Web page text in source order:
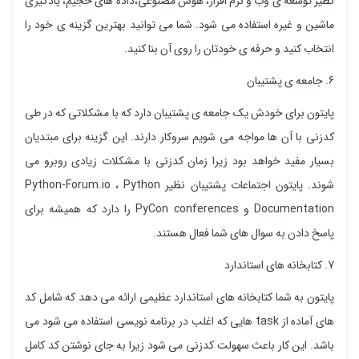
ماشین و غیره استفاده می شود. شما می توانید بهترین گزینه ی خود را
انتخاب کنید و حرفه ی خودتان را روی آن بنا کنید.
6. جامعه ی پشتیبان
پایتون برای خودش یک جامعه ی پشتیبان دارد که با مشکلاتی که در طی
کدزنی با آن ها مواجه می شویم سروکار دارند. این گزینه برای مبتدیان
بسیار مفید خواهد بود زیرا زمان کدزنی با مشکلات زیادی روبرو می
شوند. پایتون اجتماعات پشتیبان نظیر Python-Forum.io ، Python
Documentation و PyCon conferences را دارد که همیشه برای
پاسخ دادن به سوال های شما فعال هستند.
7. کتابخانه های استاندارد
پایتون به شما کتابخانه های استاندارد عظیمی ارائه می دهد که شامل کد
های آماده از task هایی که اغلب در برنامه نویسی استفاده می شود می
باشد. این کار باعث سهولت کدزنی می شود زیرا به جای نوشتن کد کامل